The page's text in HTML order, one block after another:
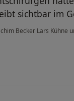
sichtbar im
Becker Lars Kühne